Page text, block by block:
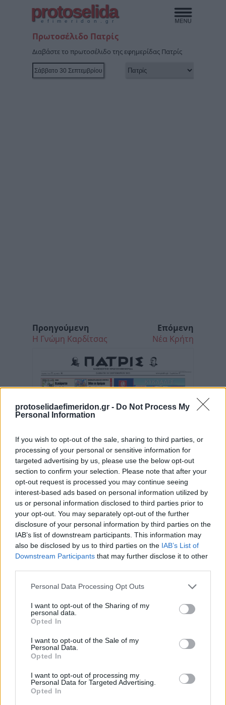
protoselidaefimeridon.gr - Do Not Process My
Personal Information
If you wish to opt-out of the sale, sharing to third parties, or
processing of your personal or sensitive information for
targeted advertising by us, please use the below opt-out
section to confirm your selection. Please note that after your
opt-out request is processed you may continue seeing
interest-based ads based on personal information utilized by
us or personal information disclosed to third parties prior to
your opt-out. You may separately opt-out of the further
disclosure of your personal information by third parties on the
IAB’s list of downstream participants. This information may
also be disclosed by us to third parties on the IAB’s List of
Downstream Participants that may further disclose it to other
Please note that this website/app uses one or more Google
not limited to your visit or usage behaviour. You may click to
grant or deny consent to Google and its third-party tags to
use your data for below specified purposes in below Google
consent section.
Personal Data Processing Opt Outs
I want to opt-out of the Sharing of my
personal data.
Opted In
I want to opt-out of the Sale of my
Personal Data.
Opted In
I want to opt-out of processing my
Personal Data for Targeted Advertising.
Opted In
protoselida
efimeridon.gr
Πρωτοσέλιδο Πατρίς
Διαβάστε το πρωτοσέλιδο της εφημερίδας Πατρίς
Προηγούμενη
Η Γνώμη Καρδίτσας
Επόμενη
Νέα Κρήτη